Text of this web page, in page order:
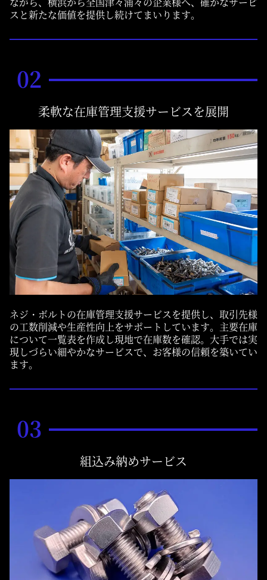
スと新たな価値を提供し続けてまいります。
02
柔軟な在庫管理支援サービスを展開
ネジ・ボルトの在庫管理支援サービスを提供し、取引先様
の工数削減や生産性向上をサポートしています。主要在庫
について一覧表を作成し現地で在庫数を確認。大手では実
現しづらい細やかなサービスで、お客様の信頼を築いてい
ます。
03
組込み納めサービス